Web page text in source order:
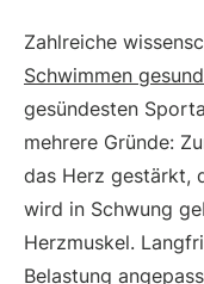
Zahlreiche
Schwimmen
gesündesten
mehrere Gründe:
das Herz gestärkt,
wird in Schwung
Herzmuskel.
Belastung